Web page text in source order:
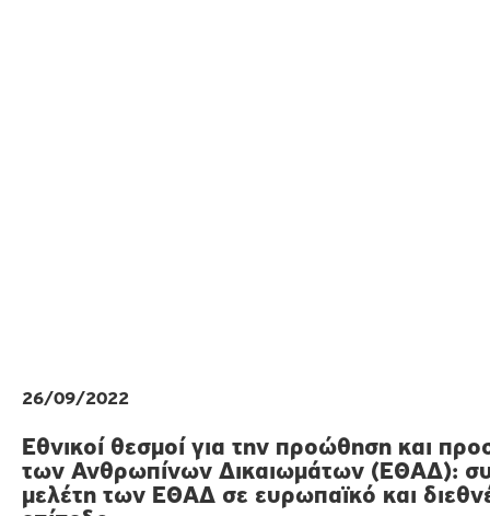
26/09/2022
Εθνικοί θεσμοί για την προώθηση και
των Ανθρωπίνων Δικαιωμάτων (ΕΘΑΔ):
μελέτη των ΕΘΑΔ σε ευρωπαϊκό και